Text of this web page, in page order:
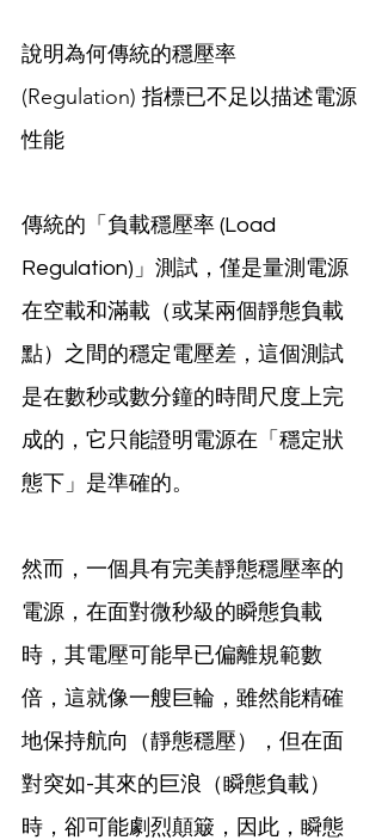
說明為何傳統的穩壓率
(Regulation) 指標已不足以描述電源
性能
傳統的「負載穩壓率 (Load
Regulation)」測試，僅是量測電源
在空載和滿載（或某兩個靜態負載
點）之間的穩定電壓差，這個測試
是在數秒或數分鐘的時間尺度上完
成的，它只能證明電源在「穩定狀
態下」是準確的。
然而，一個具有完美靜態穩壓率的
電源，在面對微秒級的瞬態負載
時，其電壓可能早已偏離規範數
倍，這就像一艘巨輪，雖然能精確
地保持航向（靜態穩壓），但在面
對突如-其來的巨浪（瞬態負載）
時，卻可能劇烈顛簸，因此，瞬態